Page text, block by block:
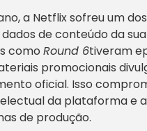
a Netflix sofreu um
de conteúdo da
como Round 6tiveram
promocionais
oficial. Isso
da plataforma e
de produção.